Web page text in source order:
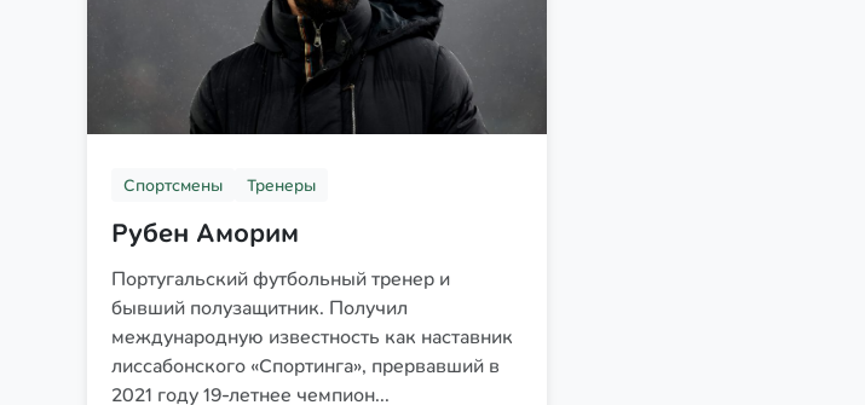
Спортсмены Тренеры
Рубен Аморим
Португальский футбольный тренер и
бывший полузащитник. Получил
международную известность как наставник
лиссабонского «Спортинга», прервавший в
2021 году 19-летнее чемпион...